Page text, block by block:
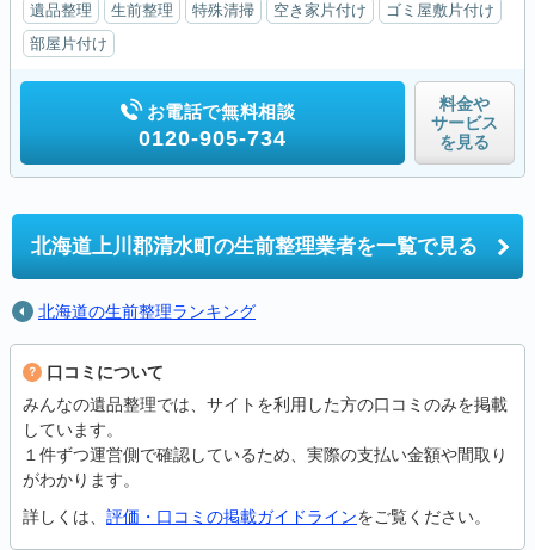
遺品整理 生前整理 特殊清掃 空き家片付け
ゴミ屋敷片付け
部屋片付け
お電話で無料相談
0120-905-734
料金や
サービス
を見る
北海道上川郡清水町の生前整理業者を一覧で見る
北海道の生前整理ランキング
口コミについて
みんなの遺品整理では、サイトを利用した方の口コミのみを掲載
しています。
１件ずつ運営側で確認しているため、実際の支払い金額や間取り
がわかります。
詳しくは、 評価・口コミの掲載ガイドラインをご覧ください。